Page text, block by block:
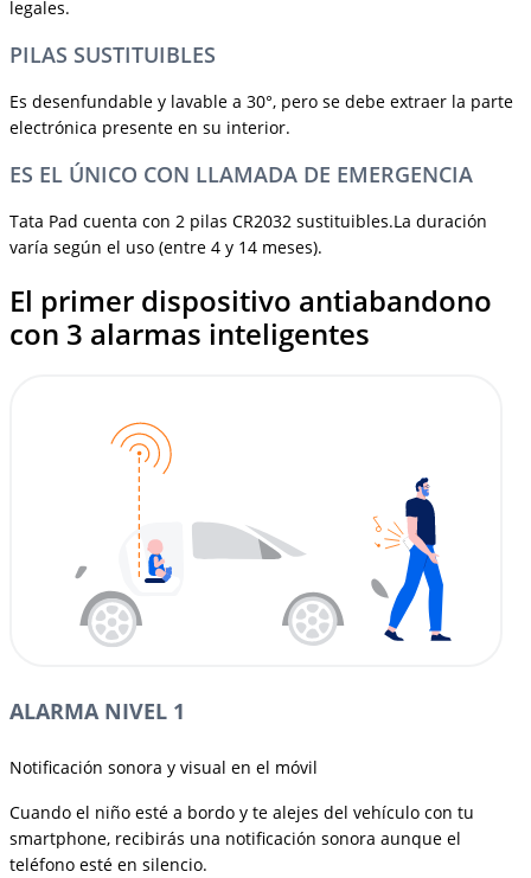
legales.
PILAS SUSTITUIBLES
Es desenfundable y lavable a 30°, pero se debe extraer la parte
electrónica presente en su interior.
ES EL ÚNICO CON LLAMADA DE EMERGENCIA
Tata Pad cuenta con 2 pilas CR2032 sustituibles.La duración
varía según el uso (entre 4 y 14 meses).
El primer dispositivo antiabandono
con 3 alarmas inteligentes
ALARMA NIVEL 1
Notificación sonora y visual en el móvil
Cuando el niño esté a bordo y te alejes del vehículo con tu
smartphone, recibirás una notificación sonora aunque el
teléfono esté en silencio.